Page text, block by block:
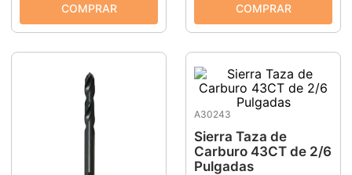
A30243
Sierra Taza de
Carburo 43CT de 2/6
Pulgadas